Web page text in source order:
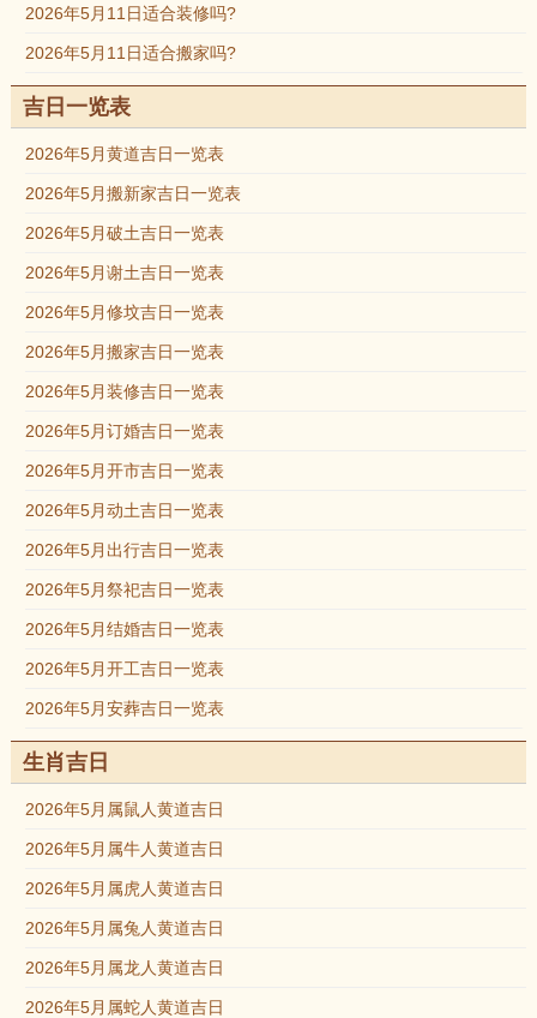
2026年5月11日适合装修吗?
2026年5月11日适合搬家吗?
吉日一览表
2026年5月黄道吉日一览表
2026年5月搬新家吉日一览表
2026年5月破土吉日一览表
2026年5月谢土吉日一览表
2026年5月修坟吉日一览表
2026年5月搬家吉日一览表
2026年5月装修吉日一览表
2026年5月订婚吉日一览表
2026年5月开市吉日一览表
2026年5月动土吉日一览表
2026年5月出行吉日一览表
2026年5月祭祀吉日一览表
2026年5月结婚吉日一览表
2026年5月开工吉日一览表
2026年5月安葬吉日一览表
生肖吉日
2026年5月属鼠人黄道吉日
2026年5月属牛人黄道吉日
2026年5月属虎人黄道吉日
2026年5月属兔人黄道吉日
2026年5月属龙人黄道吉日
2026年5月属蛇人黄道吉日